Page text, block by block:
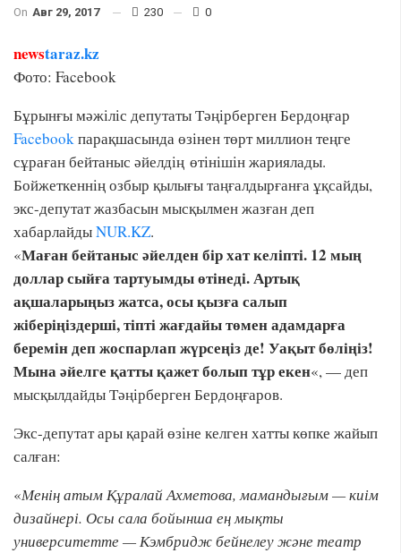
On Авг 29, 2017 230 0
newstaraz.kz
Фото: Facebook
Бұрынғы мәжіліс депутаты Тәңірберген Бердоңғар
Facebookпарақшасында өзінен төрт миллион теңге
сұраған бейтаныс әйелдің өтінішін жариялады.
Бойжеткеннің озбыр қылығы таңғалдырғанға ұқсайды,
экс-депутат жазбасын мысқылмен жазған деп
хабарлайдыNUR.KZ.
«Маған бейтаныс әйелден бір хат келіпті. 12 мың
доллар сыйға тартуымды өтінеді. Артық
ақшаларыңыз жатса, осы қызға салып
жіберіңіздерші, тіпті жағдайы төмен адамдарға
беремін деп жоспарлап жүрсеңіз де! Уақыт бөліңіз!
Мына әйелге қатты қажет болып тұр екен«, — деп
мысқылдайды Тәңірберген Бердоңғаров.
Экс-депутат ары қарай өзіне келген хатты көпке жайып
салған:
«Менің атым Құралай Ахметова, мамандығым — киім
дизайнері. Осы сала бойынша ең мықты
университетте — Кэмбридж бейнелеу және театр